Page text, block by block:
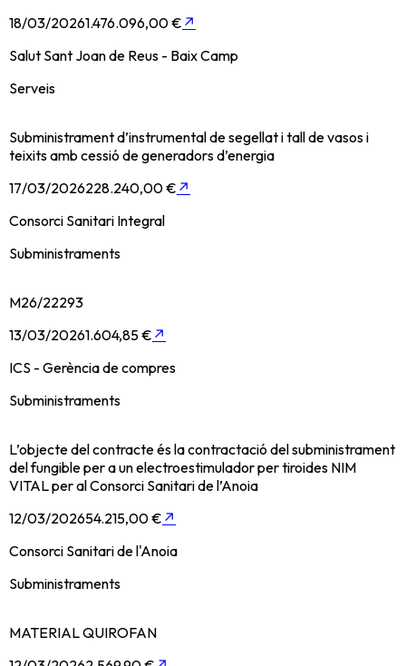
18/03/20261.476.096,00 € ↗
Salut Sant Joan de Reus - Baix Camp
Serveis
Subministrament d’instrumental de segellat i tall de vasos i
teixits amb cessió de generadors d’energia
17/03/2026228.240,00 € ↗
Consorci Sanitari Integral
Subministraments
M26/22293
13/03/20261.604,85 € ↗
ICS - Gerència de compres
Subministraments
L’objecte del contracte és la contractació del subministrament
del fungible per a un electroestimulador per tiroides NIM
VITAL per al Consorci Sanitari de l’Anoia
12/03/202654.215,00 € ↗
Consorci Sanitari de l'Anoia
Subministraments
MATERIAL QUIROFAN